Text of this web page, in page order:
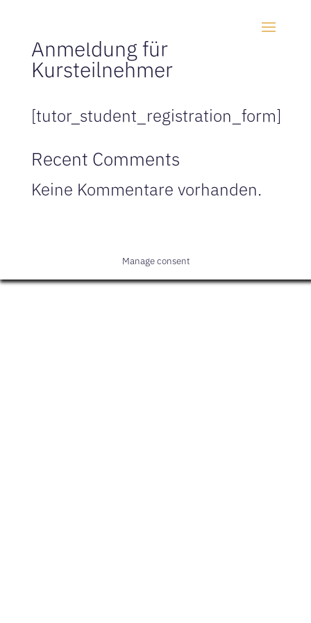
Anmel­dung für
Kursteilnehmer
[tutor_student_registration_form]
Recent Comments
Keine Kommentare vorhanden.
Manage consent